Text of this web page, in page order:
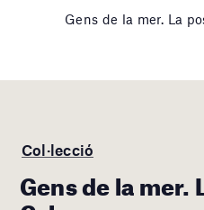
Gens de la mer. La
Col·lecció
Gens de la mer.